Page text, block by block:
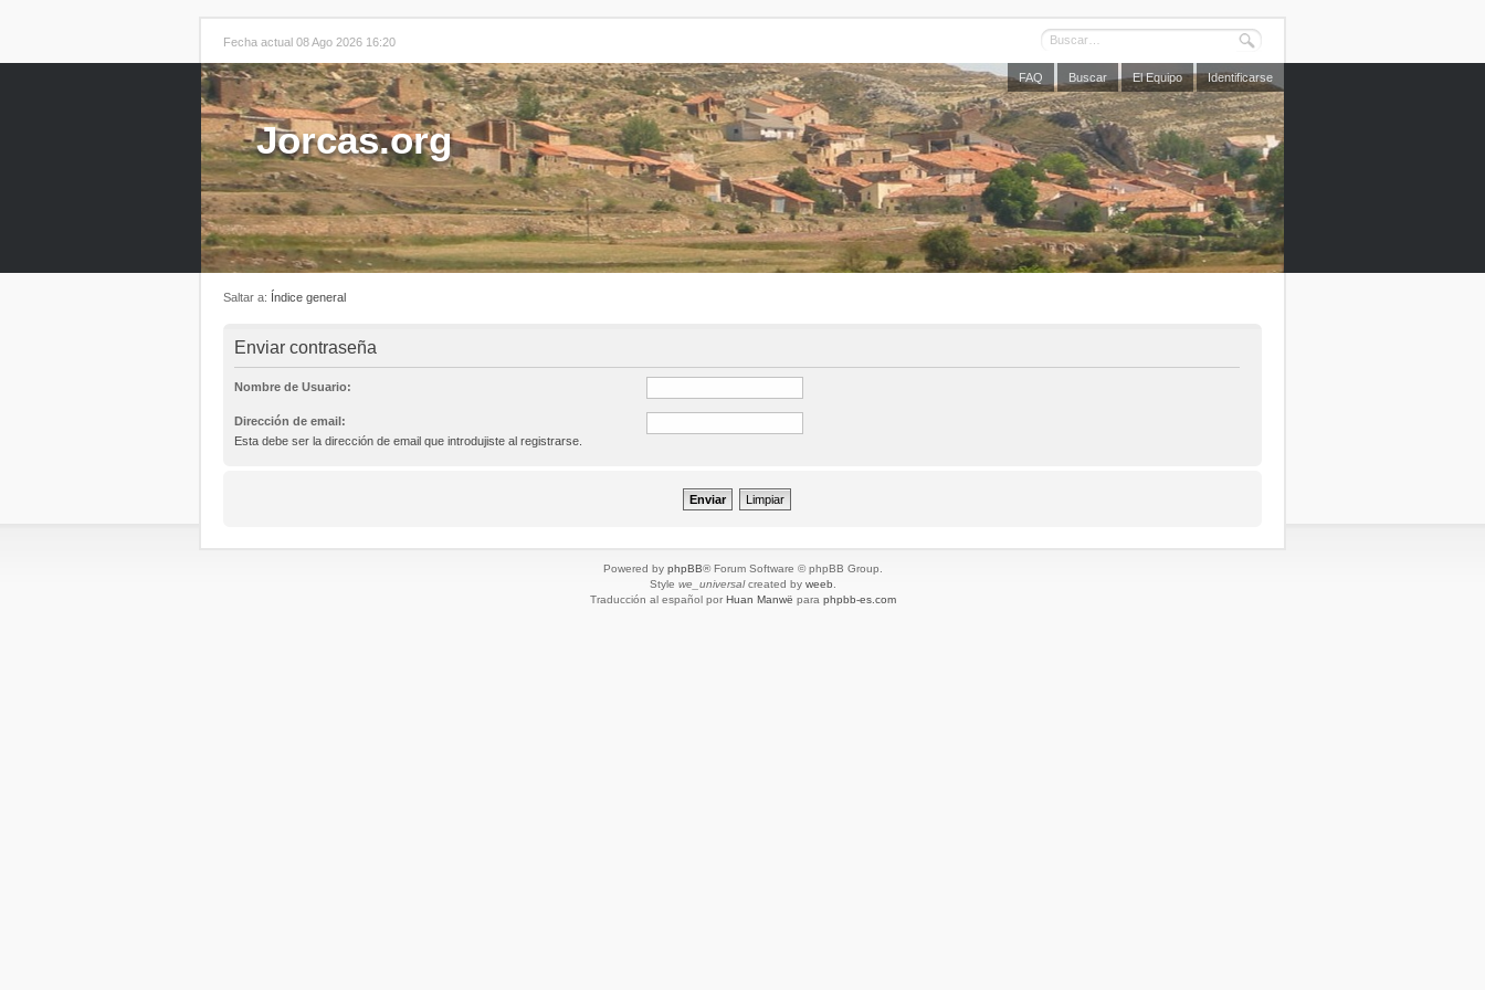
Fecha actual 08 Ago 2026 16:20
FAQ Buscar El Equipo Identificarse
Jorcas.org
Saltar a: Índice general
Enviar contraseña
Nombre de Usuario:
Dirección de email:
Esta debe ser la dirección de email que introdujiste al registrarse.
Powered by phpBB® Forum Software © phpBB Group.
Style we_universalcreated by weeb
Traducción al español por Huan Manwë para phpbb-es.com